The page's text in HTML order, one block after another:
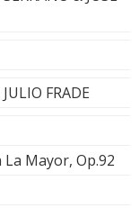
FRADE
Mayor, Op.92